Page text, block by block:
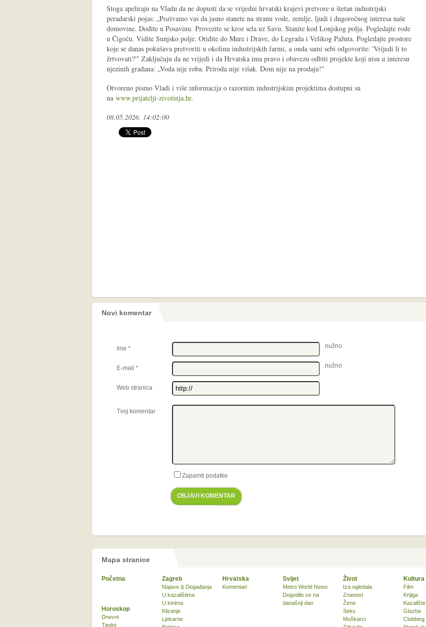
Stoga apeliraju na Vladu da ne dopusti da se vrijedni hrvatski krajevi pretvore u štetan industrijski
peradarski pojas: „Pozivamo vas da jasno stanete na stranu vode, zemlje, ljudi i dugoročnog interesa naše
domovine. Dođite u Posavinu. Provezite se kroz sela uz Savu. Stanite kod Lonjskog polja. Pogledajte rode
u Čigoču. Vidite Sunjsko polje. Otiđite do Mure i Drave, do Legrada i Velikog Pažuta. Pogledajte prostore
koje se danas pokušava pretvoriti u okolinu industrijskih farmi, a onda sami sebi odgovorite: 'Vrijedi li to
žrtvovati?'" Zaključuju da ne vrijedi i da Hrvatska ima pravo i obavezu odbiti projekte koji nisu u interesu
njezinih građana: „Voda nije roba. Priroda nije višak. Dom nije na prodaju!"
Otvoreno pismo Vladi i više informacija o razornim industrijskim projektima dostupni su
na www.prijatelji-zivotinja.hr.
08.05.2026. 14:02:00
Novi komentar
Ime * nužno
E-mail * nužno
Web stranica
Tvoj komentar
Zapamti podatke
OBJAVI KOMENTAR
Mapa stranice
Početna Zagreb
Najave & Događanja
U kazalištima
U kinima
Klizanje
Ljekarne
Hrvatska
Komentari
Svijet
Metro World News
Dogodilo se na
današnji dan
Život
Iza ogledala
Znanost
Žene
Seks
Muškarci
Kultura
Film
Knjiga
Kazalište
Glazba
Clubbing
Horoskop
Dnevni
Tjedni